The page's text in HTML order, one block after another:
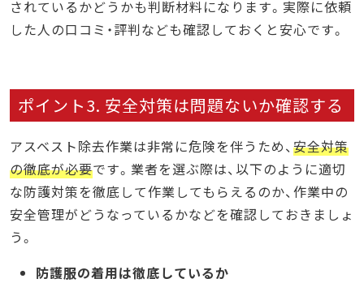
されているかどうかも判断材料になります。実際に依頼
した人の口コミ・評判なども確認しておくと安心です。
ポイント3. 安全対策は問題ないか確認する
アスベスト除去作業は非常に危険を伴うため、安全対策
の徹底が必要です。業者を選ぶ際は、以下のように適切
な防護対策を徹底して作業してもらえるのか、作業中の
安全管理がどうなっているかなどを確認しておきましょ
う。
防護服の着用は徹底しているか